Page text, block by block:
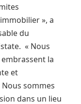
», a
du
« Nous
la
et
sommes
dans un lieu